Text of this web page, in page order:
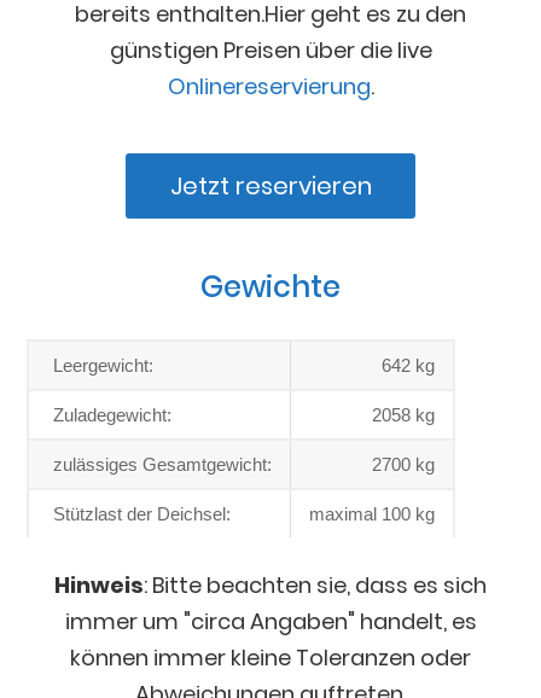
bereits enthalten.Hier geht es zu den
günstigen Preisen über die live
Onlinereservierung.
Jetzt reservieren
Gewichte
Leergewicht: 642 kg
Zuladegewicht: 2058 kg
zulässiges Gesamtgewicht: 2700 kg
Stützlast der Deichsel: maximal 100 kg
Hinweis: Bitte beachten sie, dass es sich
immer um "circa Angaben" handelt, es
können immer kleine Toleranzen oder